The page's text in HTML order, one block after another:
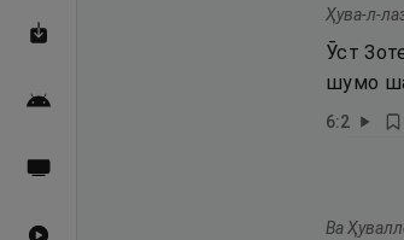
Ҳува-л-
Ӯст
шумо
6:2
Ва